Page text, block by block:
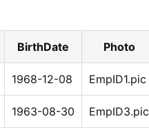
BirthDate Photo
1968-12-08 EmpID1.pic
1963-08-30 EmpID3.pic